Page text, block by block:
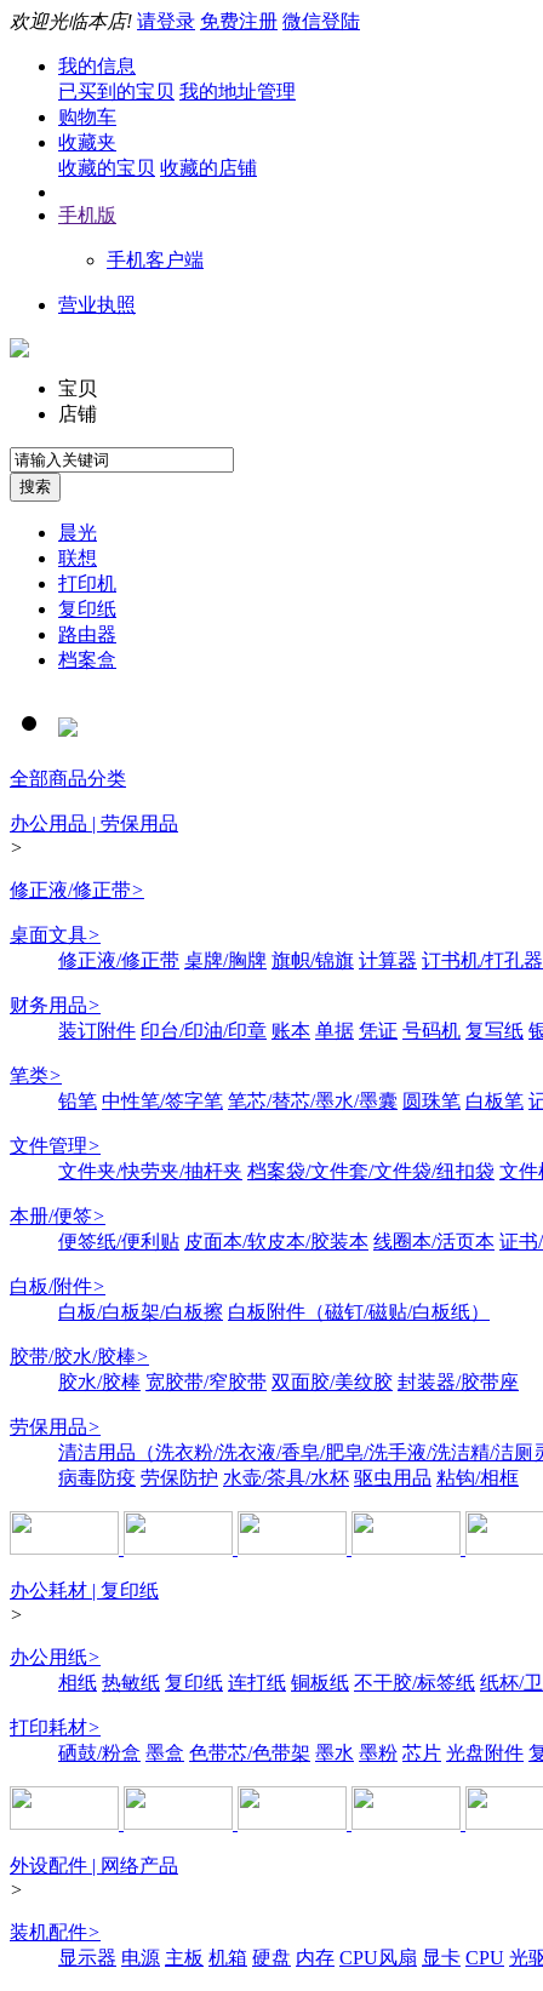
欢迎光临本店! 请登录 免费注册 微信登陆
我的信息
已买到的宝贝 我的地址管理
购物车
收藏夹
收藏的宝贝 收藏的店铺
手机版
手机客户端
营业执照
宝贝
店铺
晨光
联想
打印机
复印纸
路由器
档案盒
全部商品分类
办公用品 | 劳保用品
>
修正液/修正带>
桌面文具>
修正液/修正带 桌牌/胸牌 旗帜/锦旗 计算器 订书机/打孔器
财务用品>
装订附件 印台/印油/印章 账本 单据 凭证 号码机 复写纸
笔类>
铅笔 中性笔/签字笔 笔芯/替芯/墨水/墨囊 圆珠笔 白板笔
文件管理>
文件夹/快劳夹/抽杆夹 档案袋/文件套/文件袋/纽扣袋 文件
本册/便签>
便签纸/便利贴 皮面本/软皮本/胶装本 线圈本/活页本 证书
白板/附件>
白板/白板架/白板擦 白板附件（磁钉/磁贴/白板纸）
胶带/胶水/胶棒>
胶水/胶棒 宽胶带/窄胶带 双面胶/美纹胶 封装器/胶带座
劳保用品>
清洁用品（洗衣粉/洗衣液/香皂/肥皂/洗手液/洗洁精/洁厕
病毒防疫 劳保防护 水壶/茶具/水杯 驱虫用品 粘钩/相框
办公耗材 | 复印纸
>
办公用纸>
相纸 热敏纸 复印纸 连打纸 铜板纸 不干胶/标签纸 纸杯/
打印耗材>
硒鼓/粉盒 墨盒 色带芯/色带架 墨水 墨粉 芯片 光盘附件
外设配件 | 网络产品
>
装机配件>
显示器 电源 主板 机箱 硬盘 内存 CPU风扇 显卡 CPU 光